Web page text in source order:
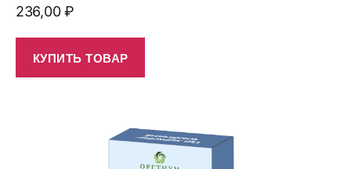
236,00₽
КУПИТЬ ТОВАР